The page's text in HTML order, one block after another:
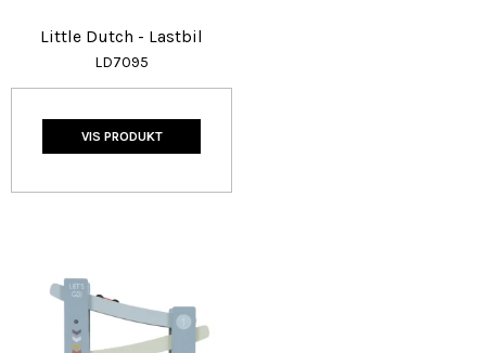
Little Dutch - Lastbil
LD7095
VIS PRODUKT